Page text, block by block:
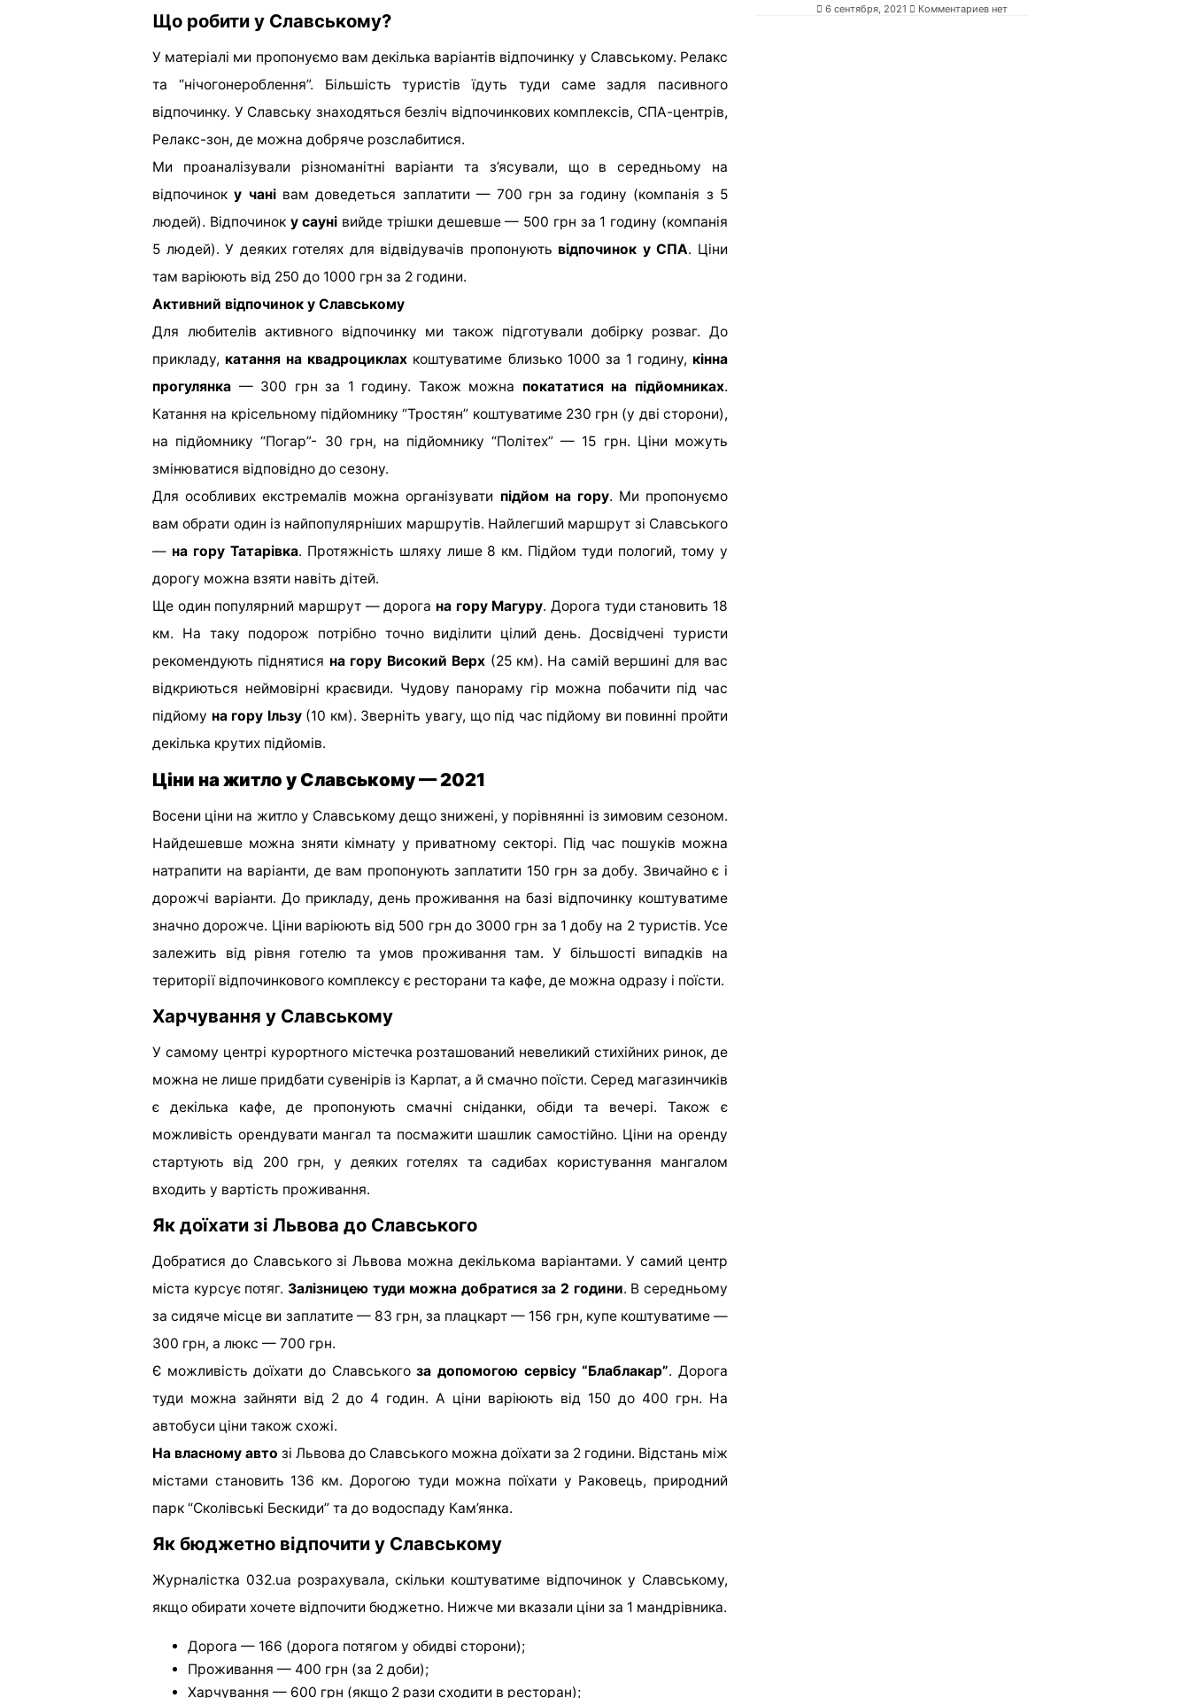
Що робити у Славському?
У матеріалі ми пропонуємо вам декілька варіантів відпочинку у Славському. Релакс
та “нічогонероблення”. Більшість туристів їдуть туди саме задля пасивного
відпочинку. У Славську знаходяться безліч відпочинкових комплексів, СПА-центрів,
Релакс-зон, де можна добряче розслабитися.
Ми проаналізували різноманітні варіанти та з’ясували, що в середньому на
відпочиноку чанівам доведеться заплатити — 700 грн за годину (компанія з 5
людей). Відпочинок у сауні вийде трішки дешевше — 500 грн за 1 годину (компанія
5 людей). У деяких готелях для відвідувачів пропонують відпочинок у СПА. Ціни
там варіюють від 250 до 1000 грн за 2 години.
Активний відпочинок у Славському
Для любителів активного відпочинку ми також підготували добірку розваг. До
прикладу, катання на квадроциклах коштуватиме близько 1000 за 1 годину, кінна
прогулянка — 300 грн за 1 годину. Також можна покататися на підйомниках.
Катання на крісельному підйомнику “Тростян” коштуватиме 230 грн (у дві сторони),
на підйомнику “Погар”- 30 грн, на підйомнику “Політех” — 15 грн. Ціни можуть
змінюватися відповідно до сезону.
Для особливих екстремалів можна організувати підйом на гору. Ми пропонуємо
вам обрати один із найпопулярніших маршрутів. Найлегший маршрут зі Славського
— на гору Татарівка. Протяжність шляху лише 8 км. Підйом туди пологий, тому у
дорогу можна взяти навіть дітей.
Ще один популярний маршрут — дорога на гору Магуру. Дорога туди становить 18
км. На таку подорож потрібно точно виділити цілий день. Досвідчені туристи
рекомендують піднятися на гору Високий Верх (25 км). На самій вершині для вас
відкриються неймовірні краєвиди. Чудову панораму гір можна побачити під час
підйому на гору Ільзу(10 км). Зверніть увагу, що під час підйому ви повинні пройти
декілька крутих підйомів.
Ціни на житло у Славському — 2021
Восени ціни на житло у Славському дещо знижені, у порівнянні із зимовим сезоном.
Найдешевше можна зняти кімнату у приватному секторі. Під час пошуків можна
натрапити на варіанти, де вам пропонують заплатити 150 грн за добу. Звичайно є і
дорожчі варіанти. До прикладу, день проживання на базі відпочинку коштуватиме
значно дорожче. Ціни варіюють від 500 грн до 3000 грн за 1 добу на 2 туристів. Усе
залежить від рівня готелю та умов проживання там. У більшості випадків на
території відпочинкового комплексу є ресторани та кафе, де можна одразу і поїсти.
Харчування у Славському
У самому центрі курортного містечка розташований невеликий стихійних ринок, де
можна не лише придбати сувенірів із Карпат, а й смачно поїсти. Серед магазинчиків
є декілька кафе, де пропонують смачні сніданки, обіди та вечері. Також є
можливість орендувати мангал та посмажити шашлик самостійно. Ціни на оренду
стартують від 200 грн, у деяких готелях та садибах користування мангалом
входить у вартість проживання.
Як доїхати зі Львова до Славського
Добратися до Славського зі Львова можна декількома варіантами. У самий центр
міста курсує потяг. Залізницею туди можна добратися за 2 години. В середньому
за сидяче місце ви заплатите — 83 грн, за плацкарт — 156 грн, купе коштуватиме —
300 грн, а люкс — 700 грн.
Є можливість доїхати до Славськогоза допомогою сервісу “Блаблакар”. Дорога
туди можна зайняти від 2 до 4 годин. А ціни варіюють від 150 до 400 грн. На
автобуси ціни також схожі.
На власному авто зі Львова до Славського можна доїхати за 2 години. Відстань між
містами становить 136 км. Дорогою туди можна поїхати у Раковець, природний
парк “Сколівські Бескиди” та до водоспаду Кам’янка.
Як бюджетно відпочити у Славському
Журналістка 032.ua розрахувала, скільки коштуватиме відпочинок у Славському,
якщо обирати хочете відпочити бюджетно. Нижче ми вказали ціни за 1 мандрівника.
Дорога — 166 (дорога потягом у обидві сторони);
Проживання — 400 грн (за 2 доби);
Харчування — 600 грн (якщо 2 рази сходити в ресторан);
6 сентября, 2021 Комментариев нет